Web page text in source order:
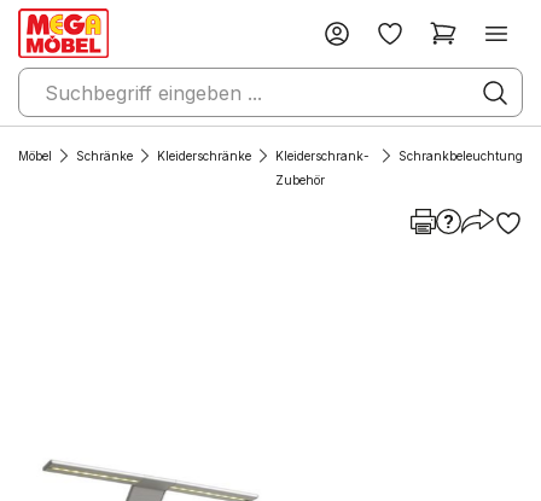
Möbel Schränke Kleiderschränke
Kleiderschrank-
Zubehör
Schrankbeleuchtung